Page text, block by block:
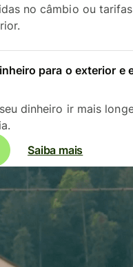
no câmbio ou
para o exterior e
dinheiro ir mais
Saiba mais